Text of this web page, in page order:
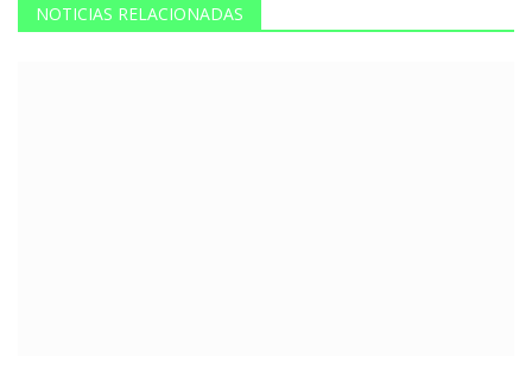
NOTICIAS RELACIONADAS